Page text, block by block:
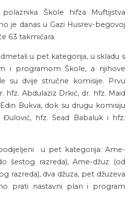
Škole hifza Muftijstva
je danas u Gazi Husrev-begovoj
63 takmičara.
u pet kategorija, u skladu s
i programom Škole, a njihove
su dvije stručne komisije. Prvu
hfz. Abdulaziz Drkić, dr. hfz. Maid
Bukva, dok su drugu komisiju
hfz. Sead Babaluk i hfz.
u pet kategorija: Ame-
šestog razreda), Ame-džuz (od
razreda), dva džuza, pet džuzeva
prati nastavni plan i program